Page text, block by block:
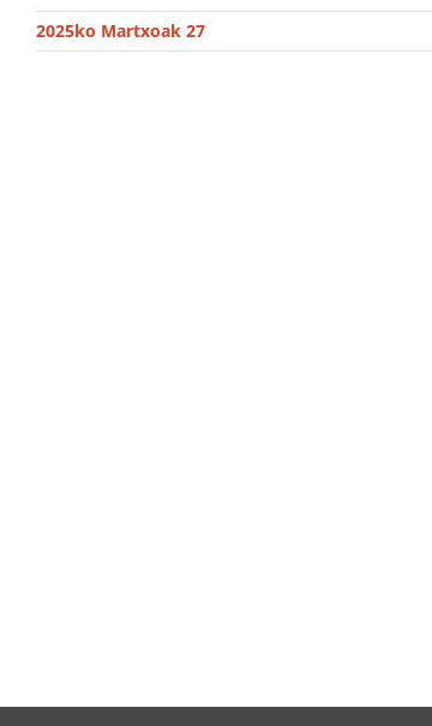
2025ko Martxoak 27